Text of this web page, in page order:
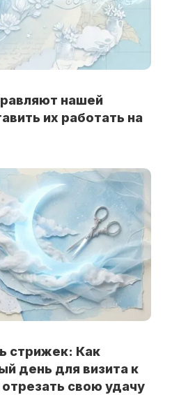
нашей
их работать на
стрижек: Как
день для визита к
свою удачу